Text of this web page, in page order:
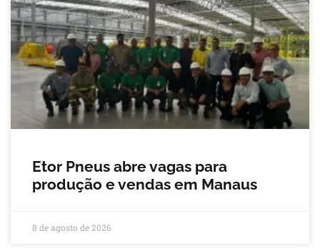
Etor Pneus abre vagas para
produção e vendas em Manaus
8 de agosto de 2026